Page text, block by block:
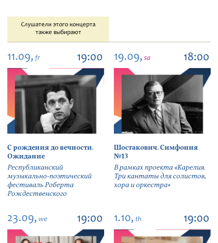
Слушатели этого концерта
также выбирают
11.09, fr 19:00
С рождения до вечности.
Ожидание
Республиканский
музыкально-поэтический
фестиваль Роберта
Рождественского
19.09, sa 18:00
Шостакович. Симфония
№13
В рамках проекта «Карелия.
Три кантаты для солистов,
хора и оркестра»
23.09, we 19:00 1.10, th 19:00